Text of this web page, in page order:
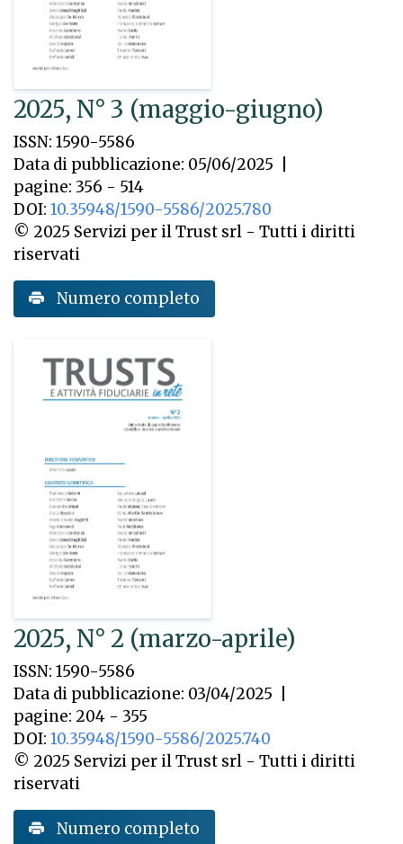
2025, N° 3 (maggio-giugno)
ISSN: 1590-5586
Data di pubblicazione: 05/06/2025
pagine: 356 - 514
DOI: 10.35948/1590-5586/2025.780
© 2025 Servizi per il Trust srl - Tutti i diritti
riservati
Numero completo
2025, N° 2 (marzo-aprile)
ISSN: 1590-5586
Data di pubblicazione: 03/04/2025
pagine: 204 - 355
DOI: 10.35948/1590-5586/2025.740
© 2025 Servizi per il Trust srl - Tutti i diritti
riservati
Numero completo